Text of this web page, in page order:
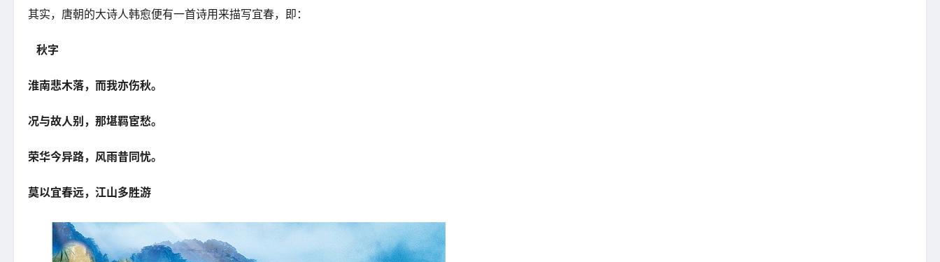
其实，唐朝的大诗人韩愈便有一首诗用来描写宜春，即：
秋字
淮南悲木落，而我亦伤秋。
况与故人别，那堪羁宦愁。
荣华今异路，风雨昔同忧。
莫以宜春远，江山多胜游